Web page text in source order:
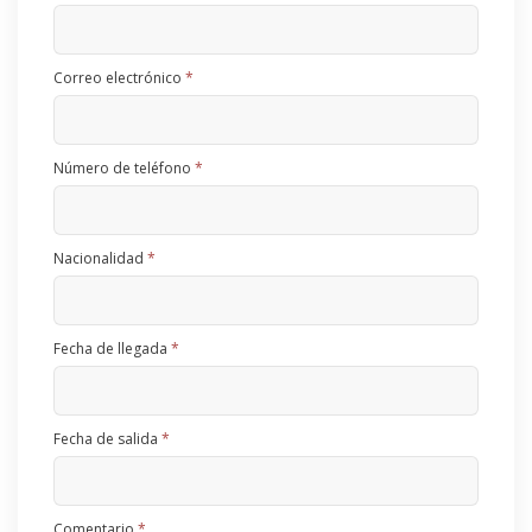
*
Correo electrónico
*
Número de teléfono
*
Nacionalidad
*
Fecha de llegada
*
Fecha de salida